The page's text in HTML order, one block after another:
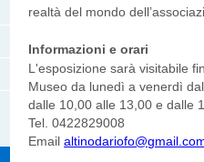
realtà del mondo
Informazioni e orari
L'esposizione sarà visitabile
Museo da lunedì a venerdì
dalle 10,00 alle 13,00 e dalle
Tel. 0422829008
Email